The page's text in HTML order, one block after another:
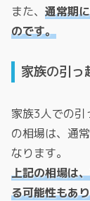
また、 通常期
のです。
家族の引っ
家族3人での引
の相場は、通
なります。
上記の相場は
る可能性もあ